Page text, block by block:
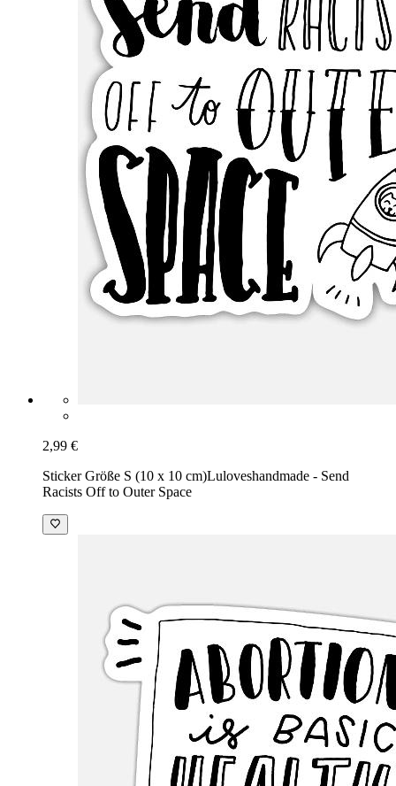
2,99 €
Sticker Größe S (10 x 10 cm)Luloveshandmade - Send
Racists Off to Outer Space